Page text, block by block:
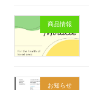
商品情報
お知らせ